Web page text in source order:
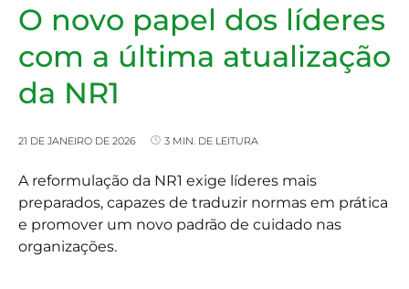
O novo papel dos líderes
com a última atualização
da NR1
21 DE JANEIRO DE 2026 3 MIN. DE LEITURA
A reformulação da NR1 exige líderes mais
preparados, capazes de traduzir normas em prática
e promover um novo padrão de cuidado nas
organizações.